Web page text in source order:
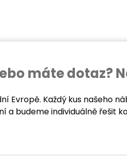
máte dotaz?
Každý kus našeho
budeme individuálně řešit